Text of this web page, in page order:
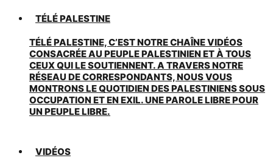
TÉLÉ PALESTINE
TÉLÉ PALESTINE, C’EST NOTRE CHAÎNE VIDÉOS
CONSACRÉE AU PEUPLE PALESTINIEN ET À TOUS
CEUX QUI LE SOUTIENNENT. A TRAVERS NOTRE
RÉSEAU DE CORRESPONDANTS, NOUS VOUS
MONTRONS LE QUOTIDIEN DES PALESTINIENS SOUS
OCCUPATION ET EN EXIL. UNE PAROLE LIBRE POUR
UN PEUPLE LIBRE.
VIDÉOS